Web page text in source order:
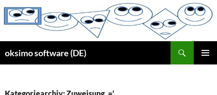
Zum
Inhalt
oksimo software (DE)